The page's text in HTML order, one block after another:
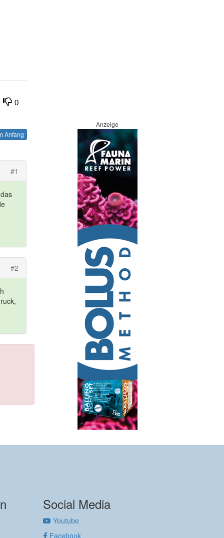
0
Anfang
#1
#2
Anzeige
Social Media
Youtube
Facebook